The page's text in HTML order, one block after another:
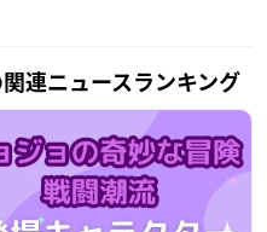
連ニュースランキング